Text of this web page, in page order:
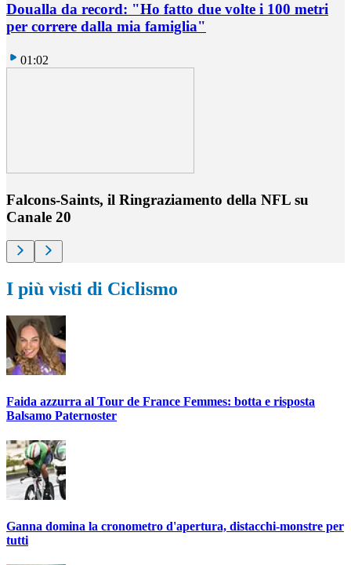
Doualla da record: "Ho fatto due volte i 100 metri
per correre dalla mia famiglia"
01:02
Falcons-Saints, il Ringraziamento della NFL su
Canale 20
I più visti di Ciclismo
Faida azzurra al Tour de France Femmes: botta e risposta
Balsamo Paternoster
Ganna domina la cronometro d'apertura, distacchi-monstre per
tutti